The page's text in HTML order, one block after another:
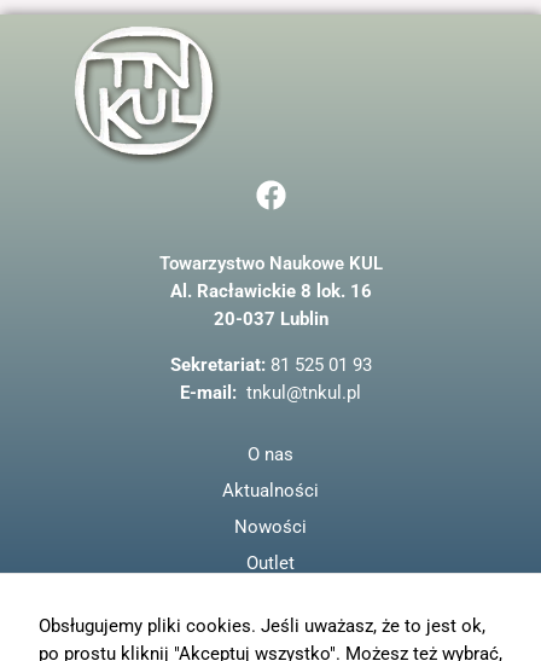
F
a
e
b
o
o
k
Towarzystwo Naukowe KUL
Al. Racławickie 8 lok. 16
20-037 Lublin
Sekretariat: 81 525 01 93
E-mail: tnkul@tnkul.pl
O nas
Aktualności
Nowości
Outlet
Polityka prywatności
Obsługujemy pliki cookies. Jeśli uważasz, że to jest ok,
po prostu kliknij "Akceptuj wszystko". Możesz też wybrać,